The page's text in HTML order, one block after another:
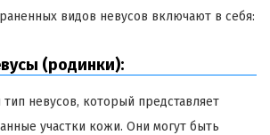
видов невусов включают в себя:
(родинки):
невусов, который представляет
участки кожи. Они могут быть